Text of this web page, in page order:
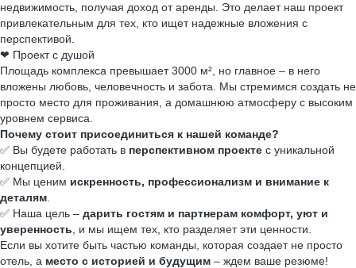
недвижимость, получая доход от аренды. Это делает наш проект
привлекательным для тех, кто ищет надежные вложения с
перспективой.
❤ Проект с душой
Площадь комплекса превышает 3000 м², но главное – в него
вложены любовь, человечность и забота. Мы стремимся создать не
просто место для проживания, а домашнюю атмосферу с высоким
уровнем сервиса.
Почему стоит присоединиться к нашей команде?
✅ Вы будете работать в перспективном проекте с уникальной
концепцией.
✅ Мы ценим искренность, профессионализм и внимание к
деталям
✅ Наша цель – дарить гостям и партнерам комфорт, уют и
уверенность , и мы ищем тех, кто разделяет эти ценности.
Если вы хотите быть частью команды, которая создает не просто
отель, а место с историей и будущим – ждем ваше резюме!